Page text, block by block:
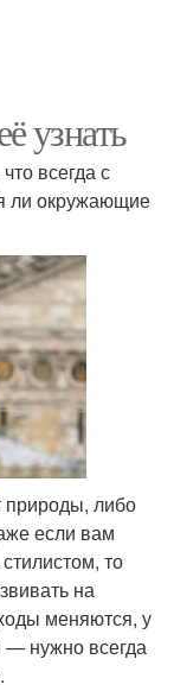
узнать
всегда с
ли окружающие
природы, либо
если вам
то
на
меняются, у
— нужно всегда